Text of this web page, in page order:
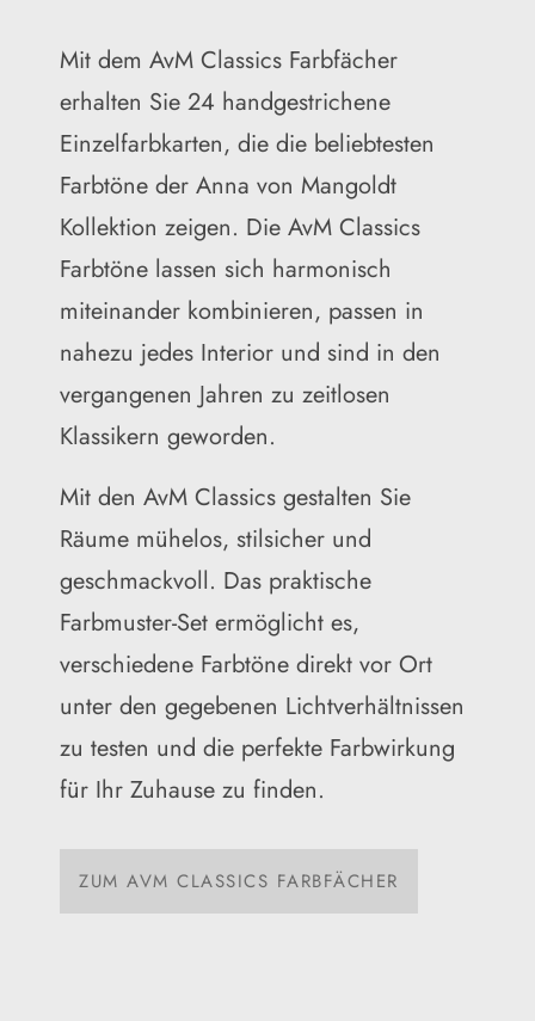
Mit dem AvM Classics Farbfächer
erhalten Sie 24 handgestrichene
Einzelfarbkarten, die die beliebtesten
Farbtöne der Anna von Mangoldt
Kollektion zeigen. Die AvM Classics
Farbtöne lassen sich harmonisch
miteinander kombinieren, passen in
nahezu jedes Interior und sind in den
vergangenen Jahren zu zeitlosen
Klassikern geworden.
Mit den AvM Classics gestalten Sie
Räume mühelos, stilsicher und
geschmackvoll. Das praktische
Farbmuster-Set ermöglicht es,
verschiedene Farbtöne direkt vor Ort
unter den gegebenen Lichtverhältnissen
zu testen und die perfekte Farbwirkung
für Ihr Zuhause zu finden.
ZUM AVM CLASSICS FARBFÄCHER